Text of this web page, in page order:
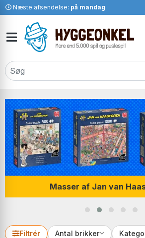
Næste afsendelse: på mandag
Masser af Jan van
Filtrér Antal brikker